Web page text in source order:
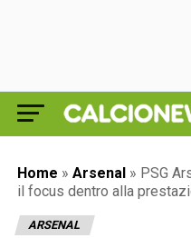
Home » Arsenal » PSG
il focus dentro alla
ARSENAL